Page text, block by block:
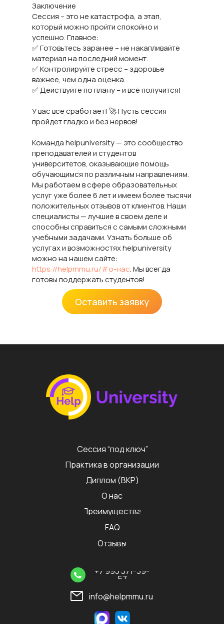
Заключение
Сессия – это не катастрофа, а этап,
который можно пройти спокойно и
успешно. Главное:
✅ Готовьтесь заранее – не накапливайте
материал на последний момент.
✅ Контролируйте стресс – здоровье
важнее, чем одна оценка.
✅ Действуйте по плану – и всё получится!
У вас всё сработает! 🚀 Пусть сессия
пройдет гладко и без нервов!
Команда helpuniversity — это сообщество
преподавателей и студентов
университетов, оказывающие помощь
обучающимся по различным направлениям.
Мы работаем в сфере образовательных
услуг уже более 6 лет и имеем более тысячи
положительных отзывов от клиентов. Наши
специалисты — лучшие в своем деле и
способны справиться с самыми сложными
учебными задачами. Узнать больше об
услугах и возможностях helpuniversity
можно на нашем сайте:
https://helpmmu.ru/#o-нас. Мы всегда
готовы поддержать студентов!
Оставить заявку
Сессия “под ключ”
Практика в организации
Диплом (ВКР)
О нас
Преимущества
FAQ
Отзывы
+7 993 371-39-
57
info@helpmmu.ru